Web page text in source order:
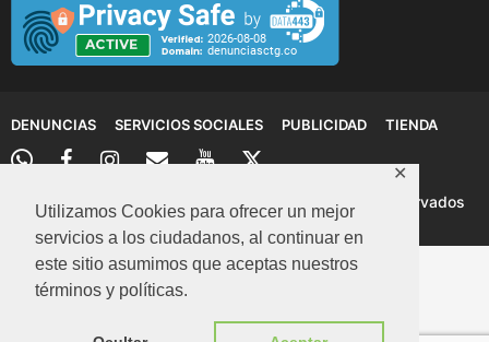
Utilizamos Cookies para ofrecer un mejor
servicios a los ciudadanos, al continuar en
este sitio asumimos que aceptas nuestros
términos y políticas.
✕
DENUNCIAS SERVICIOS SOCIALES PUBLICIDAD TIENDA
© 2026 Denuncias Cartagena: Todos los derechos reservados